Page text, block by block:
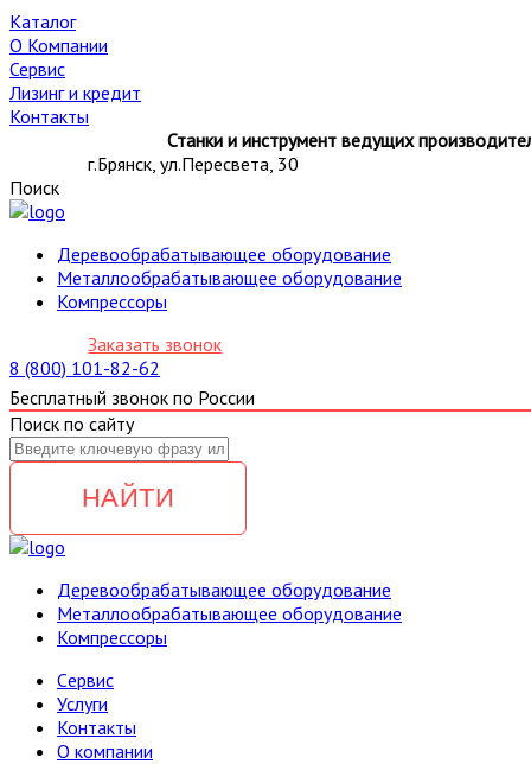
Каталог
О Компании
Сервис
Лизинг и кредит
Контакты
Станки и инструмент ведущих
г.Брянск, ул.Пересвета, 30
Поиск
Деревообрабатывающее оборудование
Металлообрабатывающее оборудование
Компрессоры
Заказать звонок
8 (800) 101-82-62
Бесплатный звонок по России
Поиск по сайту
НАЙТИ
Деревообрабатывающее оборудование
Металлообрабатывающее оборудование
Компрессоры
Cервис
Услуги
Контакты
О компании